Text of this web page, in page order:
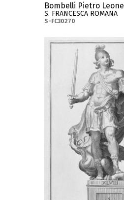
Bombelli Pietro Leone
S. FRANCESCA ROMANA
S-FC30270